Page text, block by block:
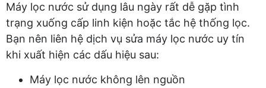
Máy lọc nước sử dụng lâu ngày rất dễ gặp tình
trạng xuống cấp linh kiện hoặc tắc hệ thống lọc.
Bạn nên liên hệ dịch vụ sửa máy lọc nước uy tín
khi xuất hiện các dấu hiệu sau:
Máy lọc nước không lên nguồn